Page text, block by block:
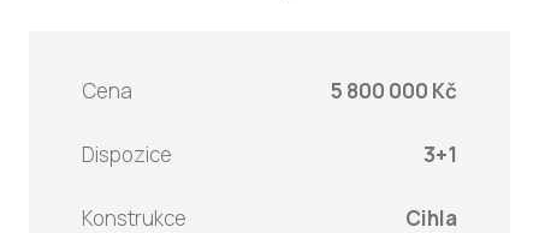
Cena 5 800 000 Kč
Dispozice 3+1
Konstrukce Cihla